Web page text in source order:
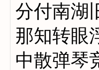
分付南湖
那知转眼
中散弹琴